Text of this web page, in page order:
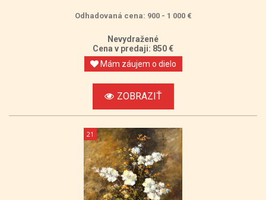
Odhadovaná cena: 900 - 1 000 €
Nevydražené
Cena v predaji: 850 €
Mám záujem o dielo
ZOBRAZIŤ
21